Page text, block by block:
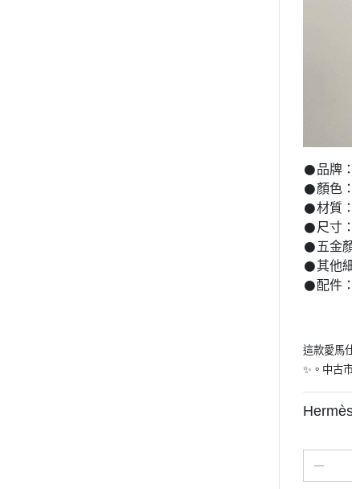
𒊹︎品牌
𒊹︎顏色
𒊹︎材質
𒊹︎尺寸
𒊹︎五金
𒊹︎其他
𒊹︎配件
這款愛馬
✨。中古